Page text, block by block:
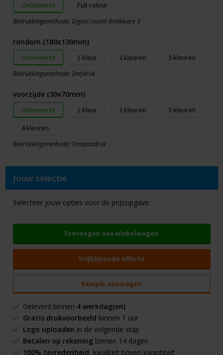
Onbewerkt Full colour
Bedrukkingsmethode: Digital round drinkware 3
rondom (180x130mm)
Onbewerkt 1 2 3
Bedrukkingsmethode: Zeefdruk
voorzijde (30x70mm)
Onbewerkt 1 2
3
4
Bedrukkingsmethode: Tampondruk
Jouw selectie
Selecteer jouw opties voor de prijsopgave.
Toevoegen aan winkelwagen
Vrijblijvende offerte
Sample aanvragen
Geleverd binnen 4 werkdag(en)
Gratis drukvoorbeeld binnen 1 uur
Logo uploaden in de volgende stap
Betalen op rekeningbinnen 14 dagen
100% tevredenheid, kwaliteit boven kwantiteit